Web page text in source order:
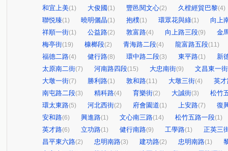
和宜上美(1) 大俊國 (1) 豐邑閱文心(2) 久樘經貿巴黎(4)
聯悦臻(1) 曉明儷晶(1) 抱樸(1) 環眾花與綠(1)
向上
祥順一街(1) 公益路(2) 敦富路(4) 向上路三段(9)
金
梅亭街(19) 槺榔段(2) 青海路二段(4) 龍富路五段(11)
福德二路(4) 健行路(8) 環中路二段(3) 東平路(1)
新
太原南二街(7) 河南路四段(15) 大忠南街(9)
文昌東一街
大墩一街(7) 勝利路(1) 敦和路(11) 大墩三街(4)
英
南屯路二段(3) 精科路(4) 育樂街(2) 大誠街(3)
松竹
環太東路(5) 河北西街(2) 府會園道(1) 上安路(7)
復
安和路(6) 興進路(1) 文心南三路(14) 松竹五路一段(1)
英才路(6) 立功路(1) 健行南路(9) 工學路(1)
正英三
昌平東六路(2) 忠明南路(3) 建功路(2) 忠明南路(1)